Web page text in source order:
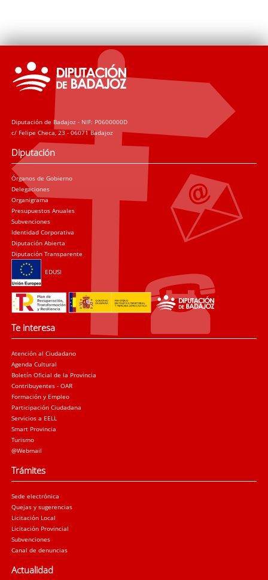
Diputación de Badajoz - NIF: P0600000D
c/ Felipe Checa, 23 - 06071 Badajoz
Diputación
Órganos de Gobierno
Delegaciones
Organigrama
Presupuestos Anuales
Subvenciones
Identidad Corporativa
Diputación Abierta
Diputación Transparente
EDUSI
Te interesa
Atención al Ciudadano
Agenda Cultural
Boletín Oficial de la Provincia
Contribuyentes - OAR
Formación y Empleo
Participación Ciudadana
Servicios a EELL
Smart Provincia
Turismo
@Webmail
Trámites
Sede electrónica
Quejas y sugerencias
Licitación Local
Licitación Provincial
Subvenciones
Canal de denuncias
Actualidad